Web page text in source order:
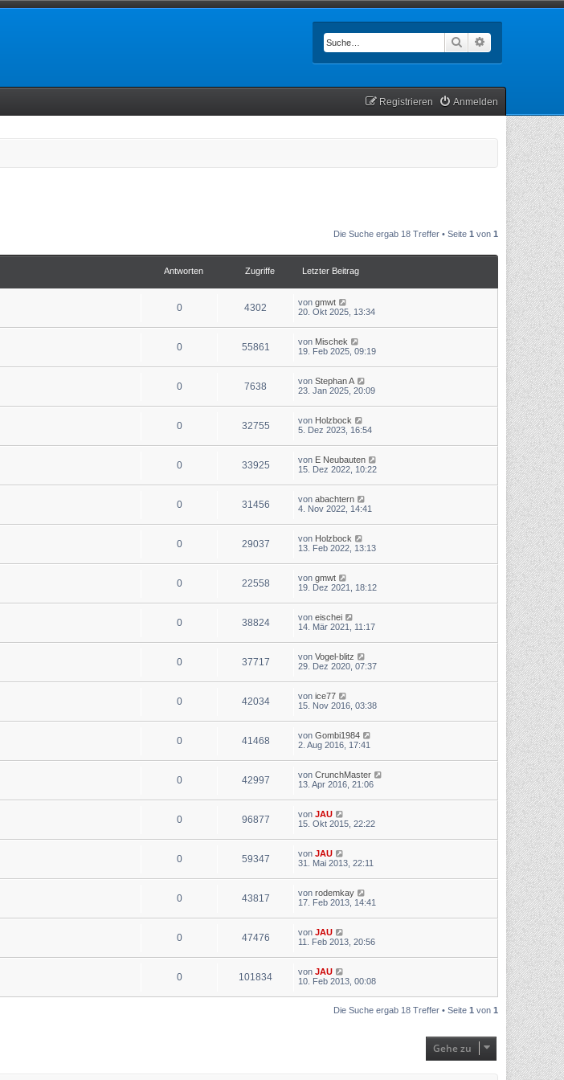
Suche
Anmelden
Registrieren
Die Suche ergab 18 Treffer • Seite 1 von 1
Antworten Zugriffe Letzter Beitrag
0 4302 von gmwt
20. Okt 2025, 13:34
0 55861 von Mischek
19. Feb 2025, 09:19
0 7638 von Stephan A
23. Jan 2025, 20:09
0 32755 von Holzbock
5. Dez 2023, 16:54
0 33925 von E Neubauten
15. Dez 2022, 10:22
0 31456 von abachtern
4. Nov 2022, 14:41
0 29037 von Holzbock
13. Feb 2022, 13:13
0 22558 von gmwt
19. Dez 2021, 18:12
0 38824 von eischei
14. Mär 2021, 11:17
0 37717 von Vogel-blitz
29. Dez 2020, 07:37
0 42034 von ice77
15. Nov 2016, 03:38
0 41468 von Gombi1984
2. Aug 2016, 17:41
0 42997 von CrunchMaster
13. Apr 2016, 21:06
0 96877 von JAU
15. Okt 2015, 22:22
0 59347 von JAU
31. Mai 2013, 22:11
0 43817 von rodemkay
17. Feb 2013, 14:41
0 47476 von JAU
11. Feb 2013, 20:56
0 101834 von JAU
10. Feb 2013, 00:08
Die Suche ergab 18 Treffer • Seite 1 von 1
Gehe zu